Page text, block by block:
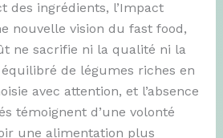
des ingrédients, l’Impact
nouvelle vision du fast food,
ne sacrifie ni la qualité ni la
de légumes riches en
avec attention, et l’absence
témoignent d’une volonté
une alimentation plus